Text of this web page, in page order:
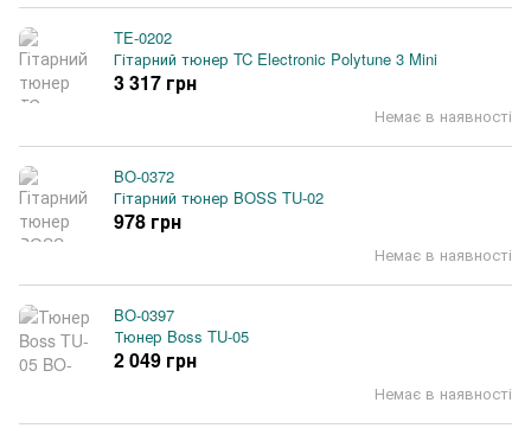
TE-0202
Гітарний тюнер TC Electronic Polytune 3 Mini
Немає в наявності
3 317 грн
BO-0372
Гітарний тюнер BOSS TU-02
Немає в наявності
978 грн
BO-0397
Тюнер Boss TU-05
Немає в наявності
2 049 грн